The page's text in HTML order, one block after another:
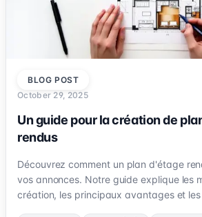
BLOG POST
October 29, 2025
Un guide pour la création de
rendus
Découvrez comment un plan d'étage
vos annonces. Notre guide explique les
création, les principaux avantages et